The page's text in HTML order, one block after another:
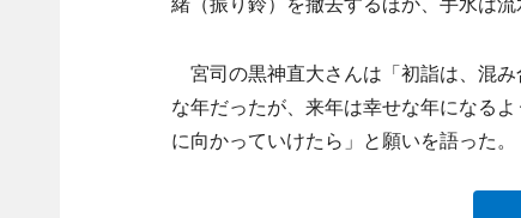
宮司の黒神直大さんは「初詣は、混
な年だったが、来年は幸せな年になる
に向かっていけたら」と願いを語った。